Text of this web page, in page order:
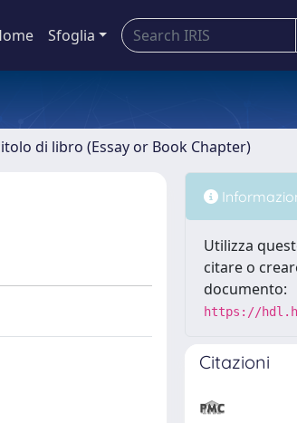
Sfoglia
di libro (Essay or Book Chapter)
Utilizza
citare o
documento:
https://
Citazioni